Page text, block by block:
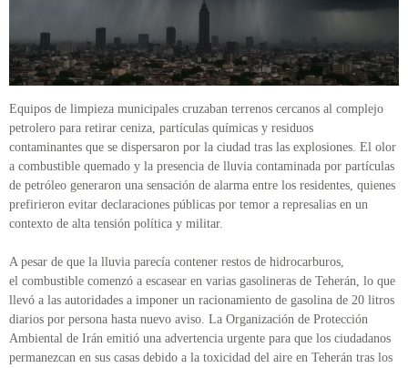
Equipos de limpieza municipales cruzaban terrenos cercanos al complejo
petrolero para retirar ceniza, partículas químicas y residuos
contaminantes que se dispersaron por la ciudad tras las explosiones. El olor
a combustible quemado y la presencia de lluvia contaminada por partículas
de petróleo generaron una sensación de alarma entre los residentes, quienes
prefirieron evitar declaraciones públicas por temor a represalias en un
contexto de alta tensión política y militar.
A pesar de que la lluvia parecía contener restos de hidrocarburos,
el combustible comenzó a escasear en varias gasolineras de Teherán, lo que
llevó a las autoridades a imponer un racionamiento de gasolina de 20 litros
diarios por persona hasta nuevo aviso. La Organización de Protección
Ambiental de Irán emitió una advertencia urgente para que los ciudadanos
permanezcan en sus casas debido a la toxicidad del aire en Teherán tras los